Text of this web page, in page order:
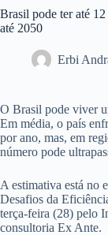
Brasil pode ter até
até 2050
Erbi
O Brasil pode viver
Em média, o país
por ano, mas, em
número pode
A estimativa está no
Desafios da
terça-feira (28) pelo
consultoria Ex Ante.